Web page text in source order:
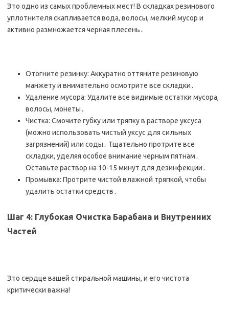
Это одно из самых проблемных мест! В складках резинового
уплотнителя скапливается вода, волосы, мелкий мусор и
активно размножается черная плесень․
Отогните резинку: Аккуратно оттяните резиновую
манжету и внимательно осмотрите все складки․
Удаление мусора: Удалите все видимые остатки мусора,
волосы, монеты․
Чистка: Смочите губку или тряпку в растворе уксуса
(можно использовать чистый уксус для сильных
загрязнений) или соды․ Тщательно протрите все
складки, уделяя особое внимание черным пятнам․
Оставьте раствор на 10-15 минут для дезинфекции․
Промывка: Протрите чистой влажной тряпкой, чтобы
удалить остатки средств․
Шаг 4: Глубокая Очистка Барабана и Внутренних
Частей
Это сердце вашей стиральной машины, и его чистота
критически важна!